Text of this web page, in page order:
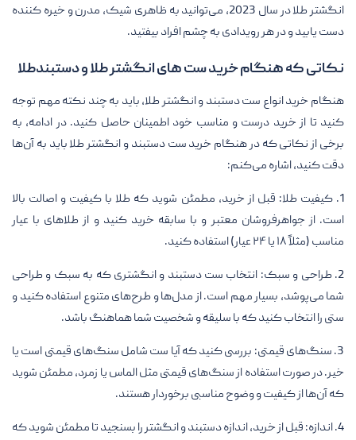
انگشتر طلا در سال 2023، می‌توانید به ظاهری شیک، مدرن و خیره کننده
دست یابید و در هر رویدادی به چشم افراد بیفتید.
نکاتی که هنگام خرید ست های انگشتر طلا و دستبندطلا
هنگام خرید انواع ست دستبند و انگشتر طلا، باید به چند نکته مهم توجه
کنید تا از خرید درست و مناسب خود اطمینان حاصل کنید. در ادامه، به
برخی از نکاتی که در هنگام خرید ست دستبند و انگشتر طلا باید به آن‌ها
دقت کنید، اشاره می‌کنم:
1. کیفیت طلا: قبل از خرید، مطمئن شوید که طلا با کیفیت و اصالت بالا
است. از جواهرفروشان معتبر و با سابقه خرید کنید و از طلاهای با عیار
مناسب (مثلاً ۱۸ یا ۲۴ عیار) استفاده کنید.
2. طراحی و سبک: انتخاب ست دستبند و انگشتری که به سبک و طراحی
شما می‌پوشد، بسیار مهم است. از مدل‌ها و طرح‌های متنوع استفاده کنید و
ستی را انتخاب کنید که با سلیقه و شخصیت شما هماهنگ باشد.
3. سنگ‌های قیمتی: بررسی کنید که آیا ست شامل سنگ‌های قیمتی است یا
خیر. در صورت استفاده از سنگ‌های قیمتی مثل الماس یا زمرد، مطمئن شوید
که آن‌ها از کیفیت و وضوح مناسبی برخوردار هستند.
4. اندازه: قبل از خرید، اندازه دستبند و انگشتر را بسنجید تا مطمئن شوید که